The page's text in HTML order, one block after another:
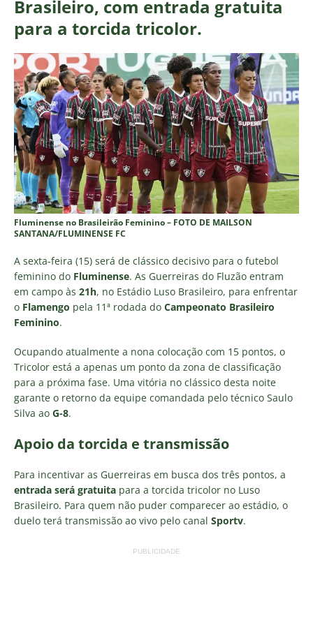
Brasileiro, com entrada gratuita
para a torcida tricolor.
Fluminense no Brasileirão Feminino – FOTO DE MAILSON
SANTANA/FLUMINENSE FC
A sexta-feira (15) será de clássico decisivo para o futebol
feminino do Fluminense. As Guerreiras do Fluzão entram
em campo às 21h, no Estádio Luso Brasileiro, para enfrentar
o Flamengo pela 11ª rodada do Campeonato Brasileiro
Feminino.
Ocupando atualmente a nona colocação com 15 pontos, o
Tricolor está a apenas um ponto da zona de classificação
para a próxima fase. Uma vitória no clássico desta noite
garante o retorno da equipe comandada pelo técnico Saulo
Silva ao G-8.
Apoio da torcida e transmissão
Para incentivar as Guerreiras em busca dos três pontos, a
entrada será gratuita para a torcida tricolor no Luso
Brasileiro. Para quem não puder comparecer ao estádio, o
duelo terá transmissão ao vivo pelo canal Sportv.
PUBLICIDADE